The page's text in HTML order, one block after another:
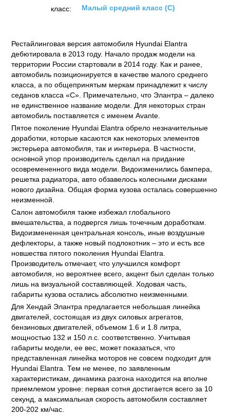
класс:
Малый средний класс (C)
Рестайлинговая версия автомобиля Hyundai Elantra
дебютировала в 2013 году. Начало продаж модели на
территории России стартовали в 2014 году. Как и ранее,
автомобиль позиционируется в качестве малого среднего
класса, а по общепринятым меркам принадлежит к числу
седанов класса «С». Примечательно, что Элантра – далеко
не единственное название модели. Для некоторых стран
автомобиль поставляется с именем Avante.
Пятое поколение Hyundai Elantra обрело незначительные
доработки, которые касаются как некоторых элементов
экстерьера автомобиля, так и интерьера. В частности,
основной упор производитель сделал на придание
осовремененного вида модели. Видоизменились бампера,
решетка радиатора, авто обзавелось колесными дисками
нового дизайна. Общая форма кузова осталась совершенно
неизменной.
Салон автомобиля также избежал глобального
вмешательства, а подвергся лишь точечным доработкам.
Видоизмененная центральная консоль, иные воздушные
дефлекторы, а также новый подлокотник – это и есть все
новшества пятого поколения Hyundai Elantra.
Производитель отмечает, что улучшился комфорт
автомобиля, но вероятнее всего, акцент был сделан только
лишь на визуальной составляющей. Ходовая часть,
габариты кузова остались абсолютно неизменными.
Для Хендай Элантра предлагается небольшая линейка
двигателей, состоящая из двух силовых агрегатов,
бензиновых двигателей, объемом 1.6 и 1.8 литра,
мощностью 132 и 150 л.с. соответственно. Учитывая
габариты модели, ее вес, может показаться, что
представленная линейка моторов не совсем подходит для
Hyundai Elantra. Тем не менее, по заявленным
характеристикам, динамика разгона находится на вполне
приемлемом уровне: первая сотня достигается всего за 10
секунд, а максимальная скорость автомобиля составляет
200-202 км/час.